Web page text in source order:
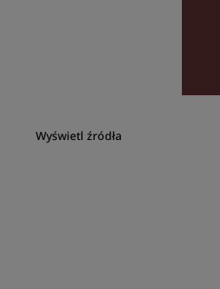
Wyświetl źródła